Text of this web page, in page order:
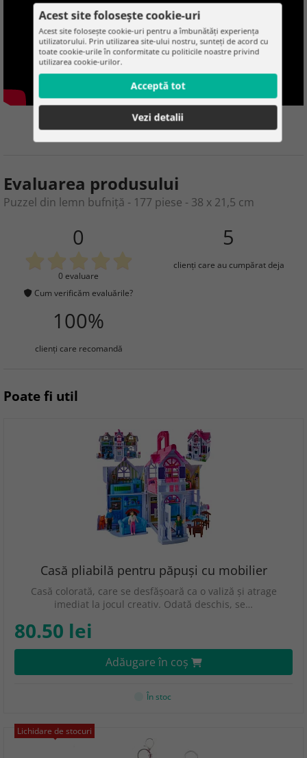
Evaluarea produsului
Puzzel din lemn bufniță - 177 piese - 38 x 21,5 cm
0
0 evaluare
Cum verificăm evaluările?
5
clienţi care au cumpărat deja
100%
clienţi care recomandă
Poate fi util
Casă pliabilă pentru păpuși cu mobilier
Casă colorată, care se desfășoară ca o valiză și atrage
imediat la jocul creativ. Odată deschis, se…
80.50 lei
Adăugare în coş
În stoc
Lichidare de stocuri
Acest site folosește cookie-uri
Acest site folosește cookie-uri pentru a îmbunătăți experiența
utilizatorului. Prin utilizarea site-ului nostru, sunteți de acord cu
toate cookie-urile în conformitate cu politicile noastre privind
utilizarea cookie-urilor.
Acceptă tot
Vezi detalii